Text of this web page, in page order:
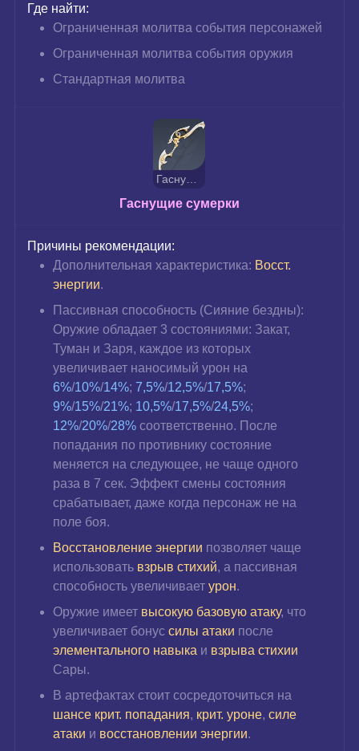
Где найти:
Ограниченная молитва события персонажей
Ограниченная молитва события оружия
Стандартная молитва
Гаснущие сумерки
Гаснущие сумерки
Причины рекомендации:
Дополнительная характеристика: Восст.
энергии.
Пассивная способность (Сияние бездны):
Оружие обладает 3 состояниями: Закат,
Туман и Заря, каждое из которых
увеличивает наносимый урон на
6%/10%/14%; 7,5%/12,5%/17,5%;
9%/15%/21%; 10,5%/17,5%/24,5%;
12%/20%/28% соответственно. После
попадания по противнику состояние
меняется на следующее, не чаще одного
раза в 7 сек. Эффект смены состояния
срабатывает, даже когда персонаж не на
поле боя.
Восстановление энергии позволяет чаще
использовать взрыв стихий, а пассивная
способность увеличивает урон.
Оружие имеет высокую базовую атаку, что
увеличивает бонус силы атаки после
элементального навыка и взрыва стихии
Сары.
В артефактах стоит сосредоточиться на
шансе крит. попадания, крит. уроне, силе
атаки и восстановлении энергии.